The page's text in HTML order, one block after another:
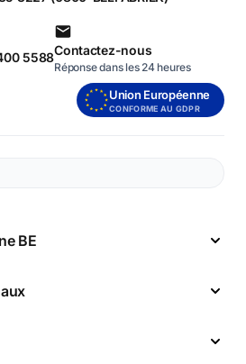
5588Contactez-nous
Réponse dans les 24 heures
Union Européenne
CONFORME AU GDPR
BE